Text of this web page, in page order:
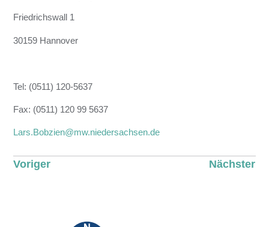
Friedrichswall 1
30159 Hannover
Tel: (0511) 120-5637
Fax: (0511) 120 99 5637
Lars.Bobzien@mw.niedersachsen.de
Voriger Nächster